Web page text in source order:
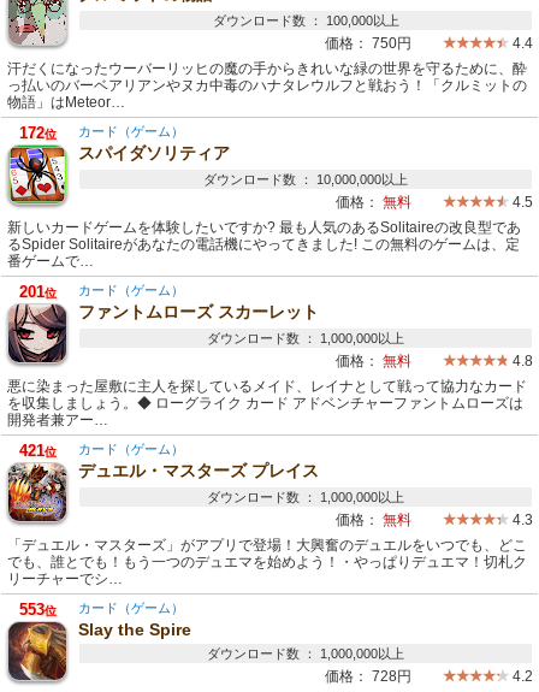
ダウンロード数 ： 100,000以上
価格： 750円
4.4
汗だくになったウーバーリッヒの魔の手からきれいな緑の世界を守るために、酔
っ払いのバーベアリアンやヌカ中毒のハナタレウルフと戦おう！「クルミットの
物語」はMeteor…
172位 カード（ゲーム）
スパイダソリティア
ダウンロード数 ： 10,000,000以上
価格： 無料
4.5
新しいカードゲームを体験したいですか? 最も人気のあるSolitaireの改良型であ
るSpider Solitaireがあなたの電話機にやってきました! この無料のゲームは、定
番ゲームで…
201位 カード（ゲーム）
ファントムローズ スカーレット
ダウンロード数 ： 1,000,000以上
価格： 無料
4.8
悪に染まった屋敷に主人を探しているメイド、レイナとして戦って協力なカード
を収集しましょう。◆ ローグライク カード アドベンチャーファントムローズは
開発者兼アー…
421位 カード（ゲーム）
デュエル・マスターズ プレイス
ダウンロード数 ： 1,000,000以上
価格： 無料
4.3
「デュエル・マスターズ」がアプリで登場！大興奮のデュエルをいつでも、どこ
でも、誰とでも！もう一つのデュエマを始めよう！・やっぱりデュエマ！切札ク
リーチャーでシ…
553位 カード（ゲーム）
Slay the Spire
ダウンロード数 ： 1,000,000以上
価格： 728円
4.2